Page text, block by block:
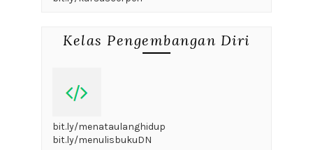
Kelas Pengembangan Diri
bit.ly/menataulanghidup
bit.ly/menulisbukuDN